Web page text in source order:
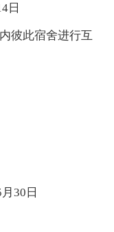
日
彼此宿舍进行互
30日